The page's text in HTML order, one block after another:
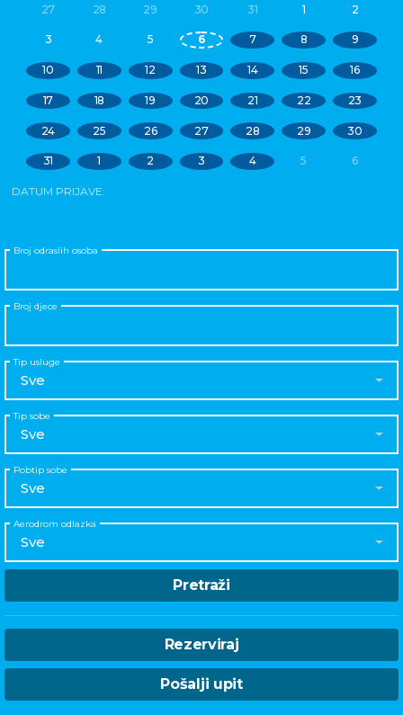
27 28 29 30 31 1 2
3 4 5 6 7 8 9
10 11 12 13 14 15 16
17 18 19 20 21 22 23
24 25 26 27 28 29 30
31 1 2 3 4 5 6
DATUM PRIJAVE:
Broj odraslih osoba
Broj djece
Tip usluge
Sve
Tip sobe
Sve
Pobtip sobe
Sve
Aerodrom odlazka
Sve
Pretraži
Rezerviraj
Pošalji upit